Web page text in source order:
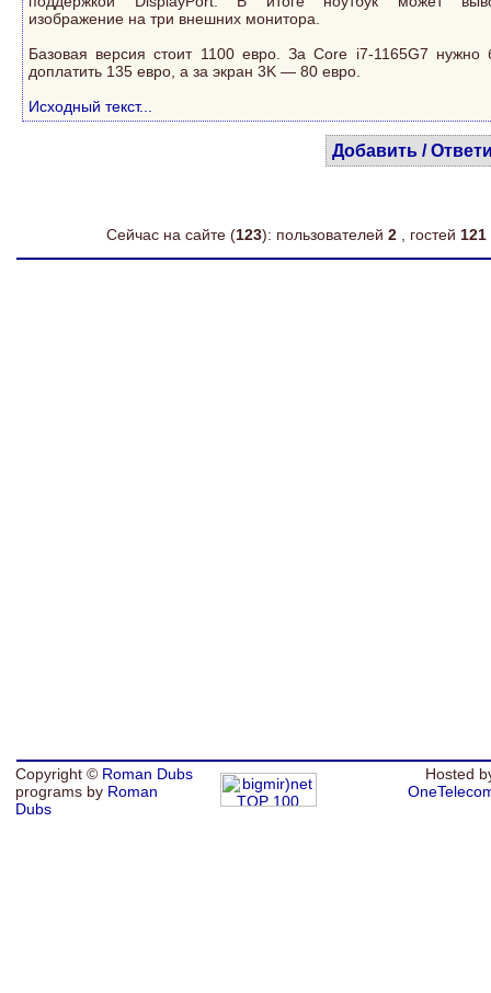
изображение на три внешних монитора.
Базовая версия стоит 1100 евро. За Core i7-1165G7 нужно
доплатить 135 евро, а за экран 3K — 80 евро.
Исходный текст...
Добавить /
Сейчас на сайте (123): пользователей 2 , гостей 121
Copyright © Roman Dubs
programs by Roman
Dubs
Hosted